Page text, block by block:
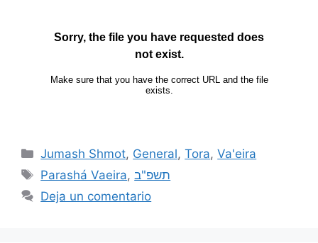
Jumash Shmot, General,Tora,Va'eira
Parashá Vaeira,תשפ"ב
Deja un comentario